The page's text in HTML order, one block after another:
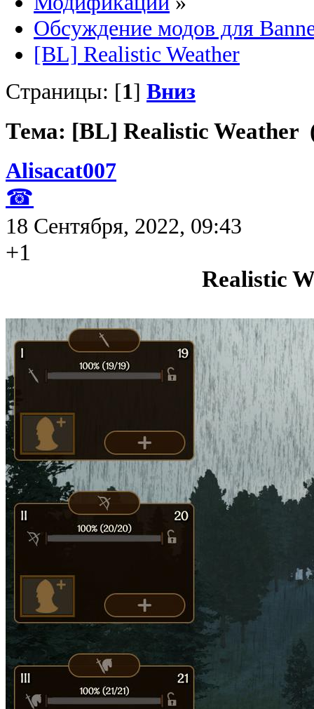
Обсуждение модов для
[BL] Realistic Weather
Страницы: [1] Вниз
Тема: [BL] Realistic Weather
Alisacat007
☎
18 Сентября, 2022, 09:43
+1
Realistic